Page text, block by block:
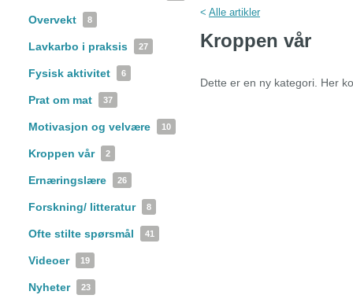
Overvekt 8
Lavkarbo i praksis 27
Fysisk aktivitet 6
Prat om mat 37
Motivasjon og velvære 10
Kroppen vår 2
Ernæringslære 26
Forskning/ litteratur 8
Ofte stilte spørsmål 41
Videoer 19
Nyheter 23
< Alle artikler
Kroppen vår
Dette er en ny kategori. Her